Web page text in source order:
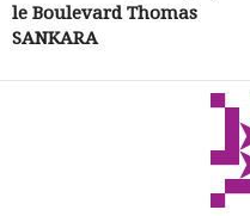
le Boulevard Thomas
SANKARA